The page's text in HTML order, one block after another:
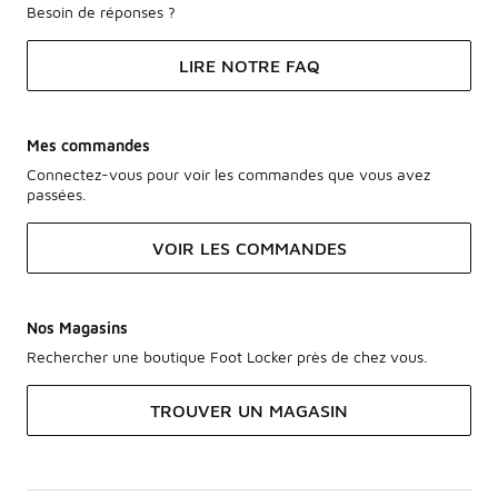
Besoin de réponses ?
LIRE NOTRE FAQ
Mes commandes
Connectez-vous pour voir les commandes que vous avez
passées.
VOIR LES COMMANDES
Nos Magasins
Rechercher une boutique Foot Locker près de chez vous.
TROUVER UN MAGASIN